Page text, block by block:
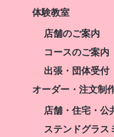
体験教室
店舗のご案内
コースのご案
出張・団体受付
オーダー・注文制
店舗・住宅・公
ステンドグラス